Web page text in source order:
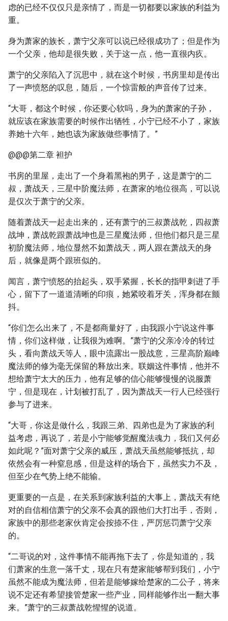
虑的已经不仅仅只是亲情了，而是一切都要以家族的利益为
重。
身为萧家的族长，萧宁父亲可以说已经很成功了；但是作为
一个父亲，他却是很失败，关于这一点，他一直很内疚。
萧宁的父亲陷入了沉思中，就在这个时候，书房里却是传出
了一声愤怒的叹息，随后，一个惊雷般的声音传了过来。
“大哥，都这个时候，你还要心软吗，身为的萧家的子孙，
就应该在家族需要的时候作出牺牲，小宁已经不小了，家族
养她十六年，她也该为家族做些事情了。”
@@@第二章 袒护
书房的里屋，走出了一个身着黑袍的男子，这是萧宁的二
叔，萧战天，三星中阶魔法师，在萧家的地位很高，可以说
是仅次于萧宁的父亲。
随着萧战天一起走出来的，还有萧宁的三叔萧战乾，四叔萧
战坤，萧战乾跟萧战坤也是三星魔法师，但他们都只是三星
初阶魔法师，地位显然不如萧战天，两人跟在萧战天的身
后，就像是两个跟班似的。
闻言，萧宁愤怒的抬起头，双手紧握，长长的指甲刺进了手
心，留下了一道道清晰的印痕，她紧咬着牙关，浑身都在颤
抖。
“你们怎么出来了，不是都商量好了，由我跟小宁说这件事
情，你们这样做，让我很为难啊。”萧宁的父亲冷冷的转过
头，看向萧战天等人，眼中流露出一股战意，三星高阶巅峰
魔法师的修为毫无保留的释放出来。联姻这件事情，他并不
想给萧宁太大的压力，他有足够的信心能够慢慢的说服萧
宁，但是现在，计划被打乱了，因为萧战天一行人已经强行
参与了进来。
“大哥，你这是做什么，我跟三弟、四弟也是为了家族的利
益考虑，再说了，若是小宁能够觉醒魔法魂力，我们又何必
如此呢？”面对萧宁父亲的威压，萧战天虽然能够抵抗，却
依然会有一种窒息感，但是这样的场合下，虽然实力不及，
但至少在气势上绝不能输。
更重要的一点是，在关系到家族利益的大事上，萧战天有绝
对的自信相信萧宁的父亲不会真的跟他们大打出手，否则，
家族中的那些老家伙肯定会按捺不住，严厉惩罚萧宁父亲
的。
“二哥说的对，这件事情不能再拖下去了，你是知道的，我
们萧家的生意一落千丈，现在只有楚家能够帮到我们，小宁
虽然不能成为魔法师，但若是能够嫁给楚家的二公子，将来
说不定还有希望接管楚家一些产业，同样能够作出一翻大事
来。”萧宁的三叔萧战乾惺惺的说道。